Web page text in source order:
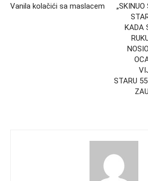
Vanila kolačići sa maslacem
KADA
STARU